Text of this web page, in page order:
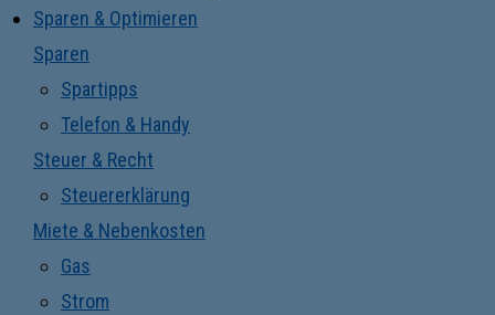
Sparen & Optimieren
Sparen
Spartipps
Telefon & Handy
Steuer & Recht
Steuererklärung
Miete & Nebenkosten
Gas
Strom